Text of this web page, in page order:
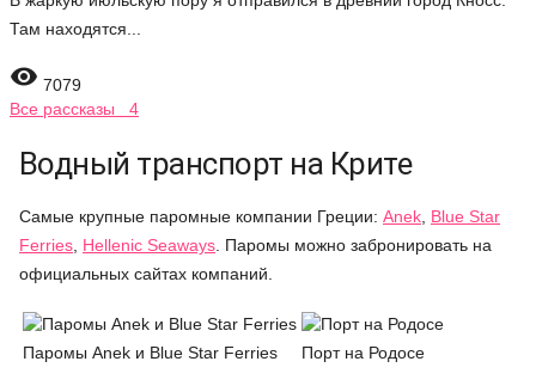
Там находятся...
 7079
Все рассказы 4
Водный транспорт на Крите
Самые крупные паромные компании Греции: Anek Blue Star
Ferries Hellenic Seaways . Паромы можно забронировать на
официальных сайтах компаний.
Паромы Anek и Blue Star Ferries Порт на Родосе